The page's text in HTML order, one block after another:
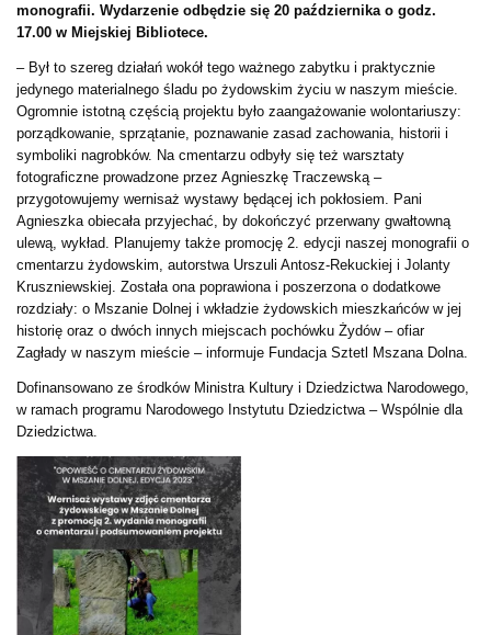
monografii. Wydarzenie odbędzie się 20 października o godz.
17.00 w Miejskiej Bibliotece.
– Był to szereg działań wokół tego ważnego zabytku i praktycznie
jedynego materialnego śladu po żydowskim życiu w naszym mieście.
Ogromnie istotną częścią projektu było zaangażowanie wolontariuszy:
porządkowanie, sprzątanie, poznawanie zasad zachowania, historii i
symboliki nagrobków. Na cmentarzu odbyły się też warsztaty
fotograficzne prowadzone przez Agnieszkę Traczewską –
przygotowujemy wernisaż wystawy będącej ich pokłosiem. Pani
Agnieszka obiecała przyjechać, by dokończyć przerwany gwałtowną
ulewą, wykład. Planujemy także promocję 2. edycji naszej monografii o
cmentarzu żydowskim, autorstwa Urszuli Antosz-Rekuckiej i Jolanty
Kruszniewskiej. Została ona poprawiona i poszerzona o dodatkowe
rozdziały: o Mszanie Dolnej i wkładzie żydowskich mieszkańców w jej
historię oraz o dwóch innych miejscach pochówku Żydów – ofiar
Zagłady w naszym mieście – informuje Fundacja Sztetl Mszana Dolna.
Dofinansowano ze środków Ministra Kultury i Dziedzictwa Narodowego,
w ramach programu Narodowego Instytutu Dziedzictwa – Wspólnie dla
Dziedzictwa.